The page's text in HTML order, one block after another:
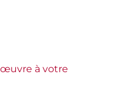
à votre